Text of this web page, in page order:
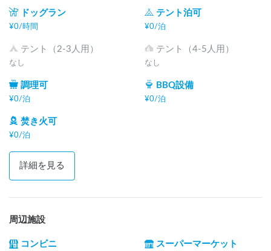
ドッグラン
¥0/時間
テント泊可
¥0/泊
テント（2-3人用）
なし
テント（4-5人用）
なし
調理可
¥0/泊
BBQ設備
¥0/泊
焚き火可
¥0/泊
詳細を見る
周辺施設
コンビニ スーパーマーケット